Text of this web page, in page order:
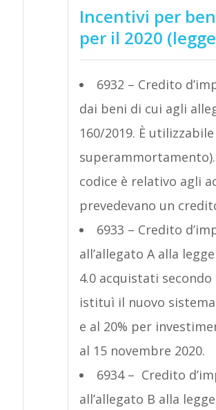
Incentivi per
per il 2020
6932 – Credito
dai beni di cui agli
160/2019. È
codice è relativo agli
prevedevano un
6933 – Credito
all’allegato A alla
4.0 acquistati
istituì il nuovo
e al 20% per
al 15 novembre 2020.
6934 – Credito
all’allegato B alla